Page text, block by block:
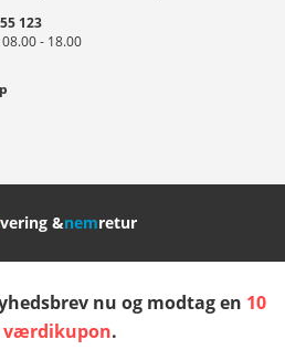
Österreich
(Italiano) Italien (Deutsch)
Slovenija
123
- 18.00
&nemretur
nu og modtag en 10
værdikupon.